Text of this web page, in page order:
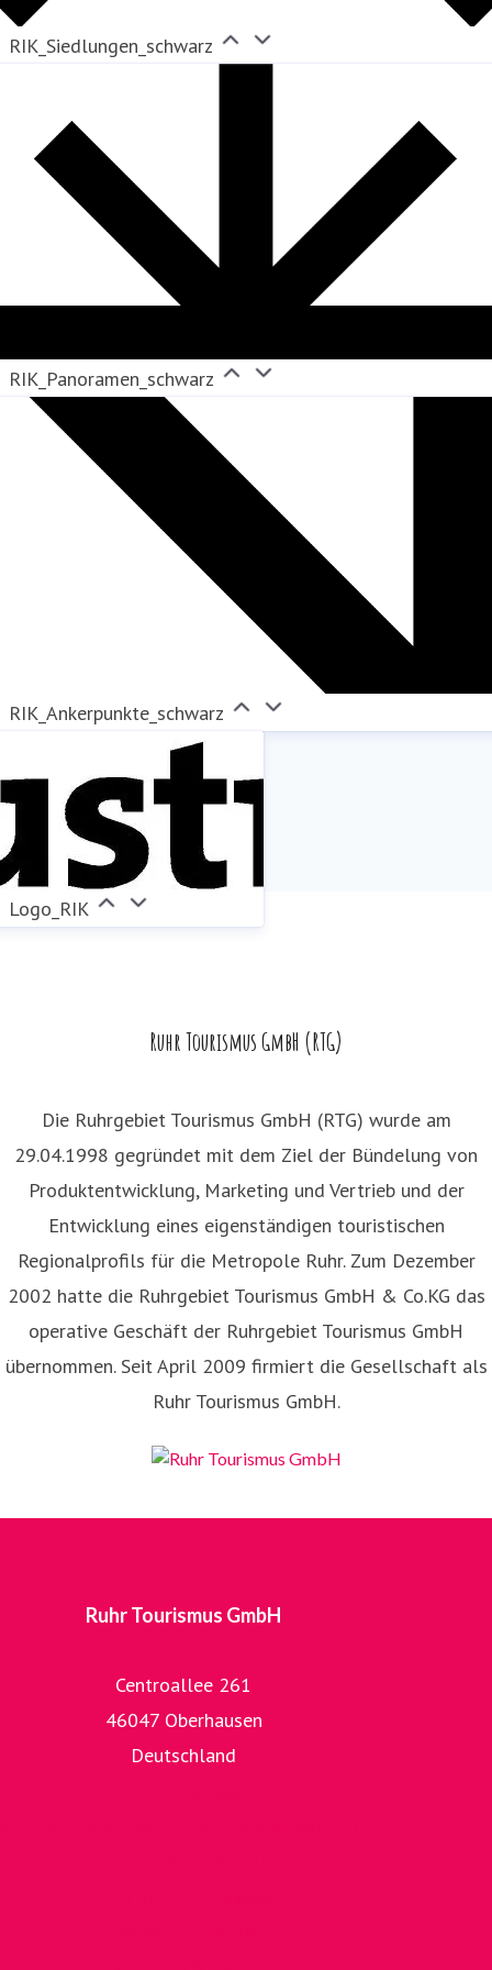
RIK_Siedlungen_schwarz
RIK_Panoramen_schwarz
RIK_Ankerpunkte_schwarz
Logo_RIK
Ruhr Tourismus GmbH (RTG)
Die Ruhrgebiet Tourismus GmbH (RTG) wurde am
29.04.1998 gegründet mit dem Ziel der Bündelung von
Produktentwicklung, Marketing und Vertrieb und der
Entwicklung eines eigenständigen touristischen
Regionalprofils für die Metropole Ruhr. Zum Dezember
2002 hatte die Ruhrgebiet Tourismus GmbH & Co.KG das
operative Geschäft der Ruhrgebiet Tourismus GmbH
übernommen. Seit April 2009 firmiert die Gesellschaft als
Ruhr Tourismus GmbH.
Ruhr Tourismus GmbH
Centroallee 261
46047 Oberhausen
Deutschland